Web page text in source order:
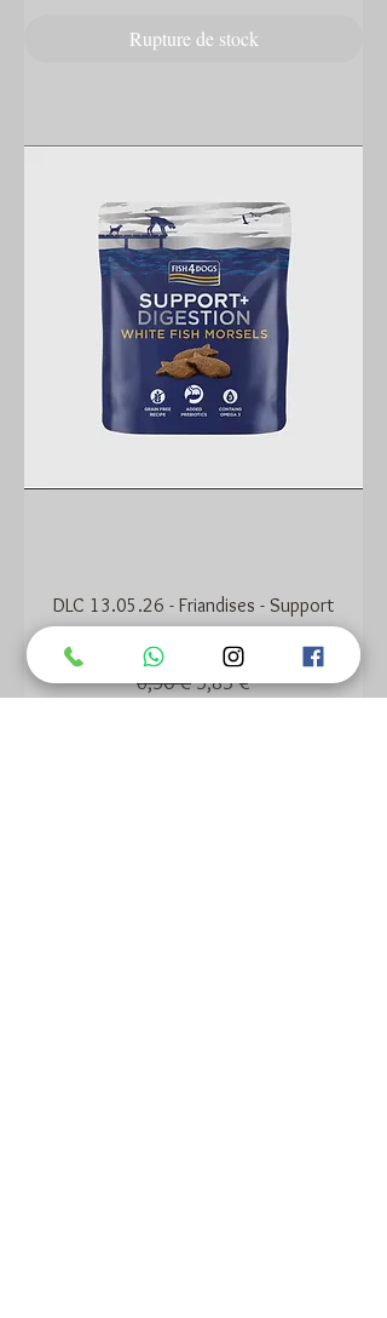
Rupture de stock
DLC 13.05.26 - Friandises - Support
Digestion
Prix original
6,50 €Prix promotionnel
5,85 €